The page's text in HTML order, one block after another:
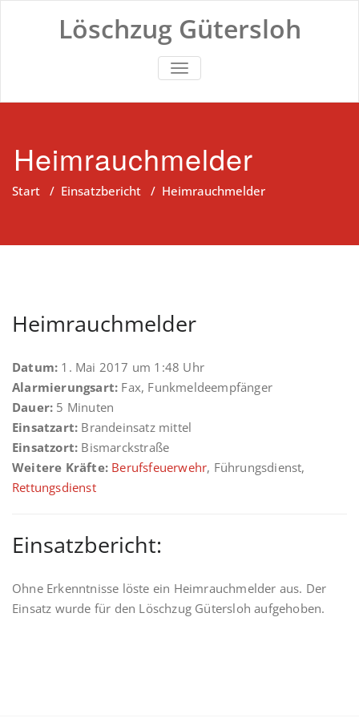
Löschzug Gütersloh
TOGGLE NAVIGATION
Heimrauchmelder
Start / Einsatzbericht / Heimrauchmelder
Heimrauchmelder
Datum: 1. Mai 2017 um 1:48 Uhr
Alarmierungsart: Fax, Funkmeldeempfänger
Dauer: 5 Minuten
Einsatzart: Brandeinsatz mittel
Einsatzort: Bismarckstraße
Weitere Kräfte: Berufsfeuerwehr, Führungsdienst,
Rettungsdienst
Einsatzbericht:
Ohne Erkenntnisse löste ein Heimrauchmelder aus. Der
Einsatz wurde für den Löschzug Gütersloh aufgehoben.